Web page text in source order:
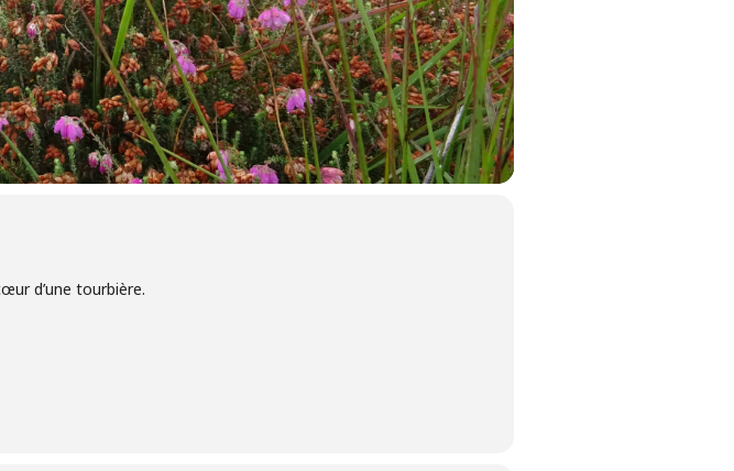
d’une tourbière.